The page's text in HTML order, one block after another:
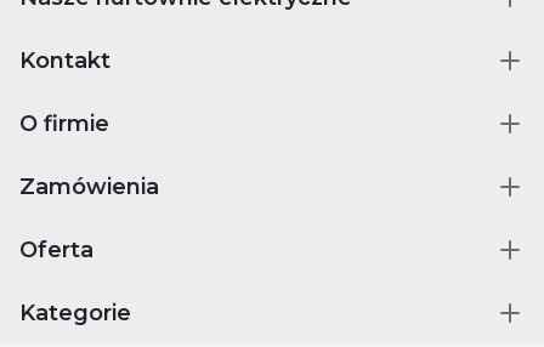
łączniki, moduły LED, czujniki gazu i zalania oraz sensory do
Kontakt
O firmie
Zamówienia
Oferta
Kategorie